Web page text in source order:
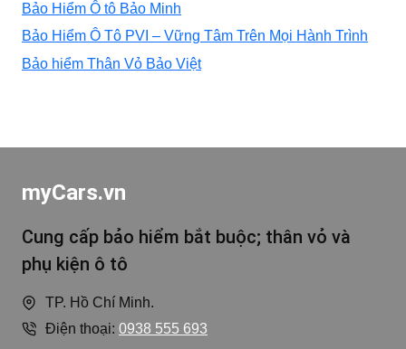
Bảo Hiểm Ô tô Bảo Minh
Bảo Hiểm Ô Tô PVI – Vững Tâm Trên Mọi Hành Trình
Bảo hiểm Thân Vỏ Bảo Việt
myCars.vn
Cung cấp bảo hiểm bắt buộc; thân vỏ và
phụ kiện ô tô
TP. Hồ Chí Minh.
Điện thoại: 0938 555 693